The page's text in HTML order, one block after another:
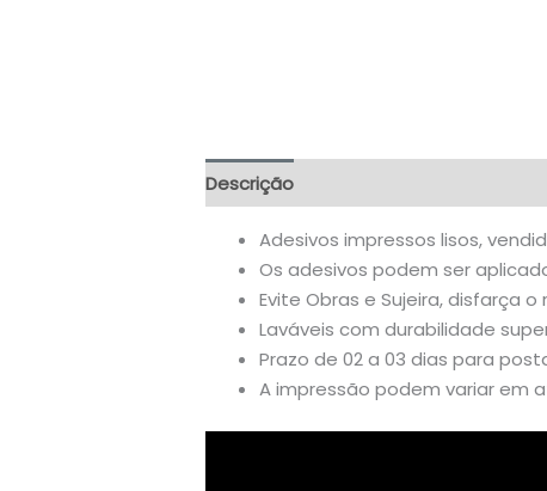
Descrição
Adesivos impressos lisos,
Os adesivos podem ser
Evite Obras e Sujeira, disfarça
Laváveis com durabilidade
Prazo de 02 a 03 dias para
A impressão podem variar em